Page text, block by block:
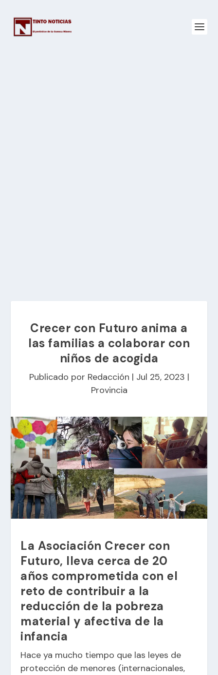
Crecer con Futuro anima a
las familias a colaborar con
niños de acogida
Publicado por Redacción | Jul 25, 2023 |
Provincia
La Asociación Crecer con
Futuro, lleva cerca de 20
años comprometida con el
reto de contribuir a la
reducción de la pobreza
material y afectiva de la
infancia
Hace ya mucho tiempo que las leyes de
protección de menores (internacionales,